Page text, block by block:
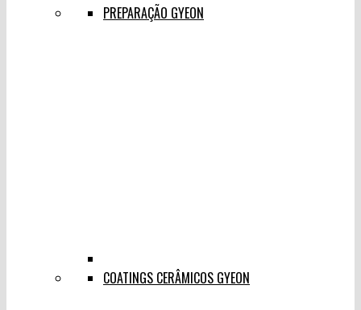
PREPARAÇÃO GYEON
COATINGS CERÂMICOS GYEON